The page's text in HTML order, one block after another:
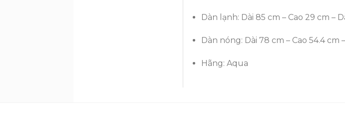
Dàn lạnh: Dài 85 cm – Cao 29 cm –
Dàn nóng: Dài 78 cm – Cao 54.4 cm
Hãng: Aqua